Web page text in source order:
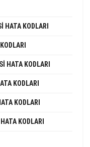
HATA KODLARI
HATA KODLARI
KODLARI
KODLARI
KODLARI